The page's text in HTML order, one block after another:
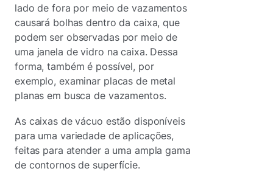
lado de fora por meio de vazamentos
causará bolhas dentro da caixa, que
podem ser observadas por meio de
uma janela de vidro na caixa. Dessa
forma, também é possível, por
exemplo, examinar placas de metal
planas em busca de vazamentos.
As caixas de vácuo estão disponíveis
para uma variedade de aplicações,
feitas para atender a uma ampla gama
de contornos de superfície.